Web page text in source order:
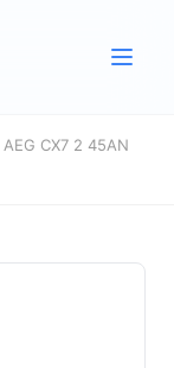
AEG CX7 2 45AN